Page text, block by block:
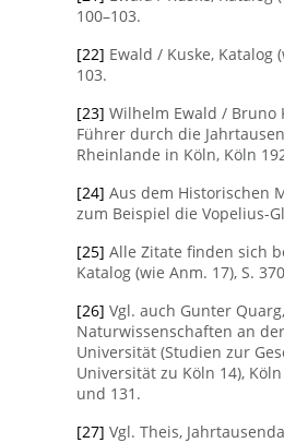
100–103.
[22] Ewald / Kuske, Katalog
103.
[23] Wilhelm Ewald / Bruno
Führer durch die
Rheinlande in Köln, Köln
[24] Aus dem Historischen
zum Beispiel die Vopelius-
[25] Alle Zitate finden sich
Katalog (wie Anm. 17), S.
[26] Vgl. auch Gunter
Naturwissenschaften an
Universität (Studien zur
Universität zu Köln 14),
und 131.
[27] Vgl. Theis,